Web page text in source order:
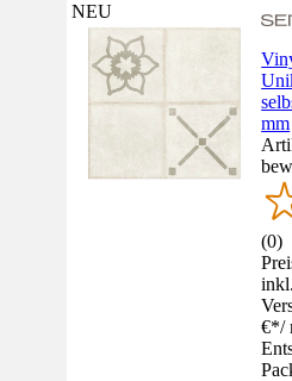
NEU
mm
(0)
€*/